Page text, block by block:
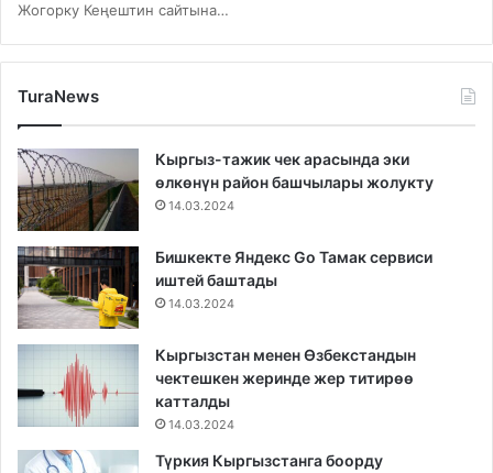
Жогорку Кеңештин сайтына…
TuraNews
Кыргыз-тажик чек арасында эки
өлкөнүн район башчылары жолукту
14.03.2024
Бишкекте Яндекс Go Тамак сервиси
иштей баштады
14.03.2024
Кыргызстан менен Өзбекстандын
чектешкен жеринде жер титирөө
катталды
14.03.2024
Түркия Кыргызстанга боорду